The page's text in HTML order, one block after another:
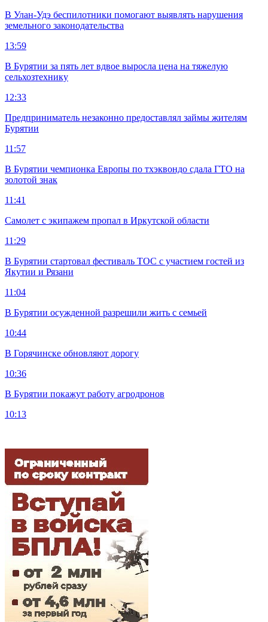
В Улан-Удэ беспилотники помогают выявлять нарушения
земельного законодательства
13:59
В Бурятии за пять лет вдвое выросла цена на тяжелую
сельхозтехнику
12:33
Предприниматель незаконно предоставлял займы жителям
Бурятии
11:57
В Бурятии чемпионка Европы по тхэквондо сдала ГТО на
золотой знак
11:41
Самолет с экипажем пропал в Иркутской области
11:29
В Бурятии стартовал фестиваль ТОС с участием гостей из
Якутии и Рязани
11:04
В Бурятии осужденной разрешили жить с семьей
10:44
В Горячинске обновляют дорогу
10:36
В Бурятии покажут работу агродронов
10:13